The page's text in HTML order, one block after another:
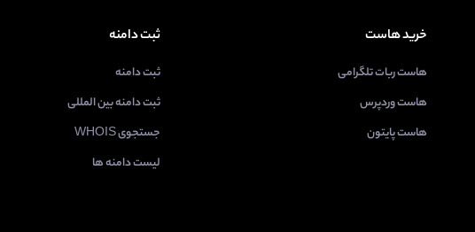
خرید هاست
هاست ربات تلگرامی
هاست وردپرس
هاست پایتون
ثبت دامنه
ثبت دامنه
ثبت دامنه بین المللی
جستجوی WHOIS
لیست دامنه ها